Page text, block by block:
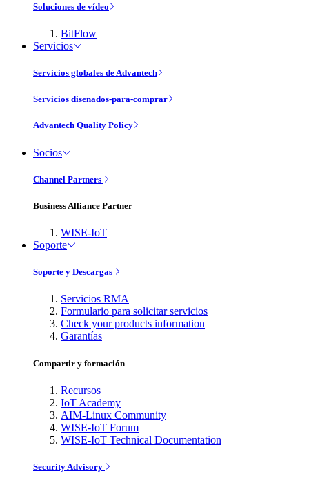
Soluciones de vídeo
BitFlow
Servicios
Servicios globales de Advantech
Servicios disenados-para-comprar
Advantech Quality Policy
Socios
Channel Partners
Business Alliance Partner
WISE-IoT
Soporte
Soporte y Descargas
Servicios RMA
Formulario para solicitar servicios
Check your products information
Garantías
Compartir y formación
Recursos
IoT Academy
AIM-Linux Community
WISE-IoT Forum
WISE-IoT Technical Documentation
Security Advisory